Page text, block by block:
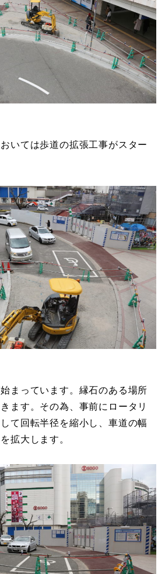
いては歩道の拡張工事がスター
まっています。縁石のある場所
ます。その為、事前にロータリ
て回転半径を縮小し、車道の幅
拡大します。